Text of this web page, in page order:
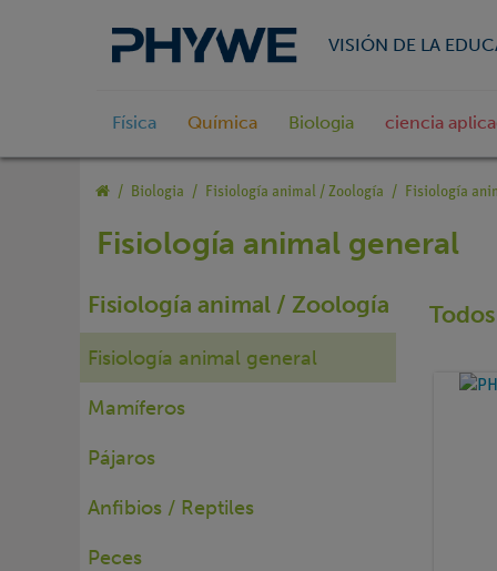
VISIÓN DE LA
Física Química Biologia ciencia
Biologia Fisiología animal / Zoología Fisiología
Fisiología animal general
Fisiología animal / Zoología
Fisiología animal general
Mamíferos
Pájaros
Anfibios / Reptiles
Peces